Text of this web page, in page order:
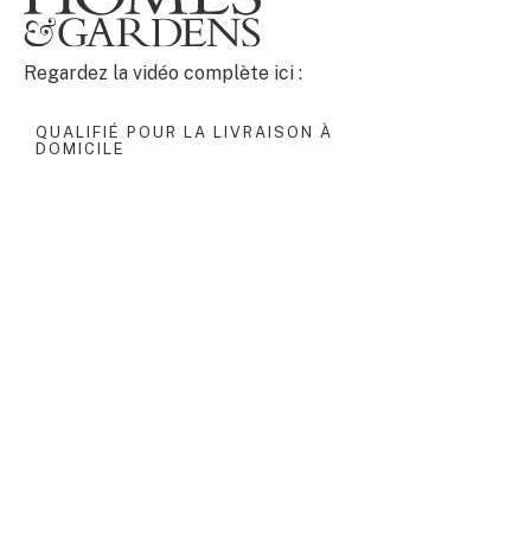
Regardez la vidéo complète ici :
QUALIFIÉ POUR LA LIVRAISON À
DOMICILE